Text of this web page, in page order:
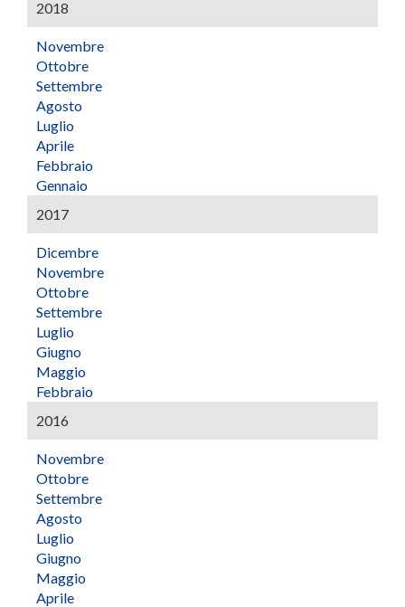
2018
Novembre
Ottobre
Settembre
Agosto
Luglio
Aprile
Febbraio
Gennaio
2017
Dicembre
Novembre
Ottobre
Settembre
Luglio
Giugno
Maggio
Febbraio
2016
Novembre
Ottobre
Settembre
Agosto
Luglio
Giugno
Maggio
Aprile